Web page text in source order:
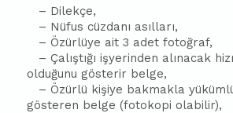
– Dilekçe,
– Nüfus cüzdanı asılları,
– Özürlüye ait 3 adet fotoğraf,
– Çalıştığı işyerinden alınacak
olduğunu gösterir belge,
– Özürlü kişiye bakmakla
gösteren belge (fotokopi olabilir),